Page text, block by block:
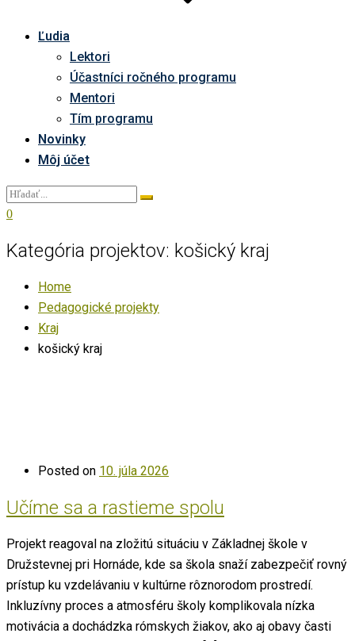
Ľudia
Lektori
Účastníci ročného programu
Mentori
Tím programu
Novinky
Môj účet
0
Kategória projektov: košický kraj
Home
Pedagogické projekty
Kraj
košický kraj
Posted on 10. júla 2026
Učíme sa a rastieme spolu
Projekt reagoval na zložitú situáciu v Základnej škole v
Družstevnej pri Hornáde, kde sa škola snaží zabezpečiť rovný
prístup ku vzdelávaniu v kultúrne rôznorodom prostredí.
Inkluzívny proces a atmosféru školy komplikovala nízka
motivácia a dochádzka rómskych žiakov, ako aj obavy časti